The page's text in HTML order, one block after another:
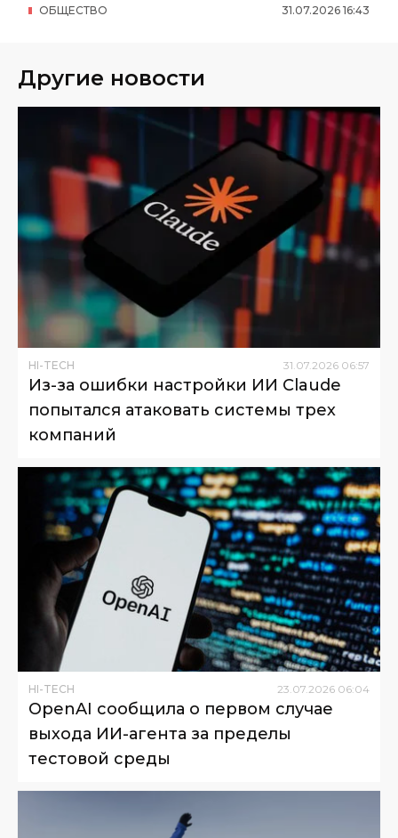
31.07.2026 16:43
ОБЩЕСТВО
Другие новости
HI-TECH 31 07 2026 06:57
Из-за ошибки настройки ИИ Claude
попытался атаковать системы трех
компаний
HI-TECH 23.07.2026 06:04
OpenAI сообщила о первом случае
выхода ИИ-агента за пределы
тестовой среды